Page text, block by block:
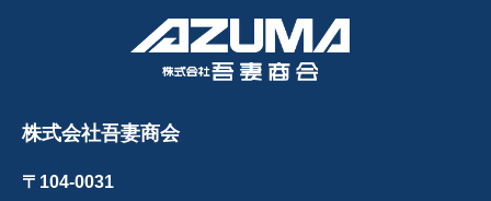
株式会社吾妻商会
〒104-0031